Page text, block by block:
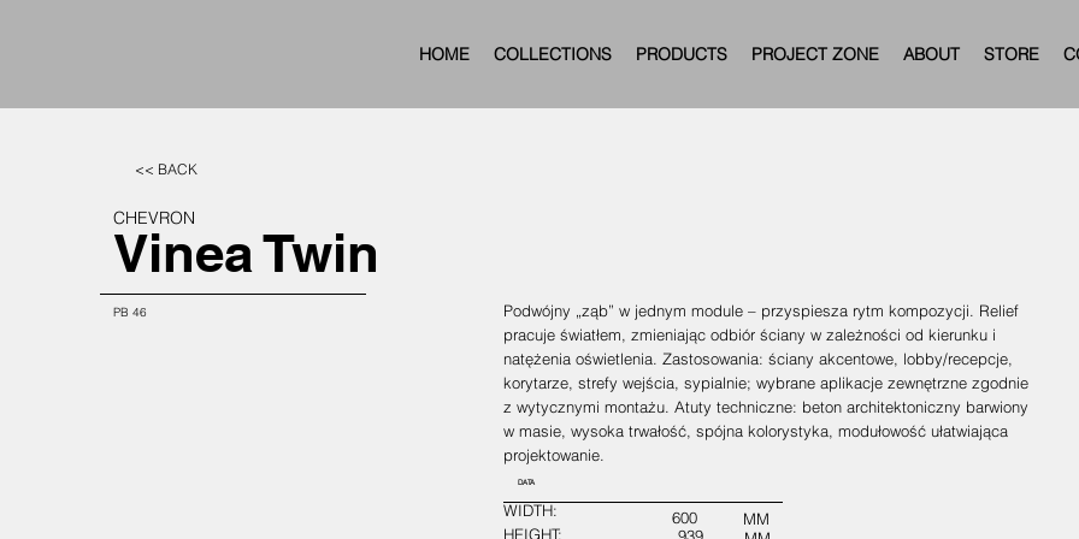
HOME COLLECTIONS PRODUCTS PROJECT ZONE ABOUT STORE
<< BACK
CHEVRON
Vinea Twin
PB 46
Podwójny „ząb” w jednym module – przyspiesza rytm kompozycji. Relief
pracuje światłem, zmieniając odbiór ściany w zależności od kierunku i
natężenia oświetlenia. Zastosowania: ściany akcentowe, lobby/recepcje,
korytarze, strefy wejścia, sypialnie; wybrane aplikacje zewnętrzne zgodnie
z wytycznymi montażu. Atuty techniczne: beton architektoniczny barwiony
w masie, wysoka trwałość, spójna kolorystyka, modułowość ułatwiająca
projektowanie.
DATA
WIDTH:
HEIGHT:
600
MM